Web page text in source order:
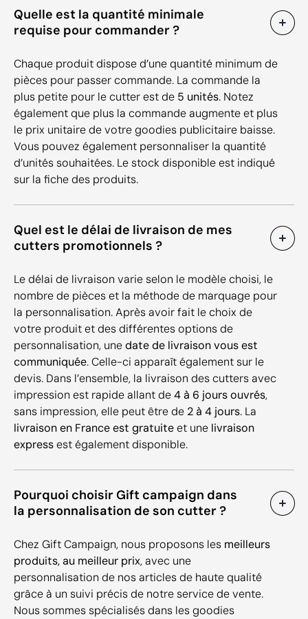
Quelle est la quantité minimale
requise pour commander ?
Chaque produit dispose d’une quantité minimum de
pièces pour passer commande. La commande la
plus petite pour le cutter est de 5 unités. Notez
également que plus la commande augmente et plus
le prix unitaire de votre goodies publicitaire baisse.
Vous pouvez également personnaliser la quantité
d’unités souhaitées. Le stock disponible est indiqué
sur la fiche des produits.
Quel est le délai de livraison de mes
cutters promotionnels ?
Le délai de livraison varie selon le modèle choisi, le
nombre de pièces et la méthode de marquage pour
la personnalisation. Après avoir fait le choix de
votre produit et des différentes options de
personnalisation, unedate de livraison vous est
communiquée. Celle-ci apparaît également sur le
devis. Dans l’ensemble, la livraison des cutters avec
impression est rapide allant de4 à 6 jours ouvrés,
sans impression, elle peut être de 2 à 4 jours. La
livraison en France est gratuiteet une livraison
expressest également disponible.
Pourquoi choisir Gift campaign dans
la personnalisation de son cutter ?
Chez Gift Campaign, nous proposons les meilleurs
produits, au meilleur prix, avec une
personnalisation de nos articles de haute qualité
grâce à un suivi précis de notre service de vente.
Nous sommes spécialisés dans les goodies